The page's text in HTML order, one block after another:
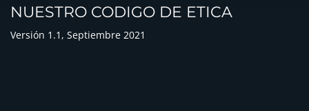
NUESTRO CODIGO DE ETICA
Versión 1.1, Septiembre 2021